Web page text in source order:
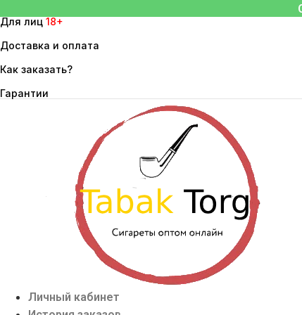
к
содержимому
Для лиц 18+
Доставка и оплата
Как заказать?
Гарантии
Личный кабинет